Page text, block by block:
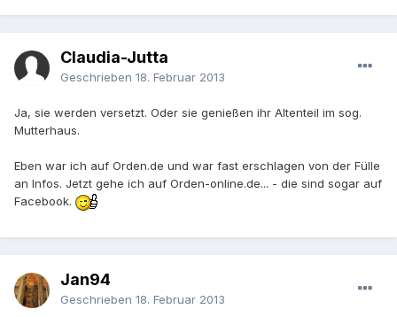
Claudia-Jutta
Geschrieben 18. Februar 2013
Ja, sie werden versetzt. Oder sie genießen ihr Altenteil im sog.
Mutterhaus.
Eben war ich auf Orden.de und war fast erschlagen von der Fülle
an Infos. Jetzt gehe ich auf Orden-online.de... - die sind sogar auf
Facebook.
Jan94
Geschrieben 18. Februar 2013